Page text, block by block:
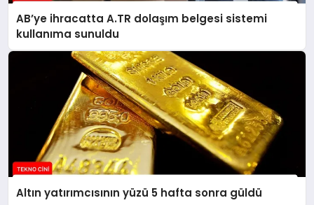
AB’ye ihracatta A.TR dolaşım belgesi sistemi
kullanıma sunuldu
Altın yatırımcısının yüzü 5 hafta sonra güldü